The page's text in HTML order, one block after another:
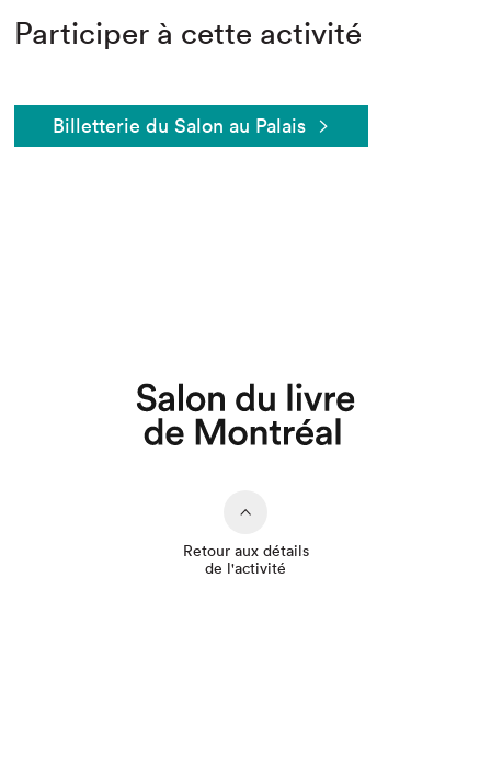
Participer à cette activité
Billetterie du Salon au Palais
Retour aux détails
de l'activité